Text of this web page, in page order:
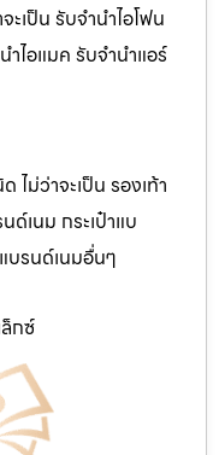
เป็น รับจำนำไอโฟน
ไอแมค รับจำนำแอร์
ม่ว่าจะเป็น รองเท้า
ด์เนม กระเป๋าแบ
บรนด์เนมอื่นๆ
กซ์